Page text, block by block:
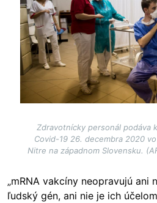
Zdravotnícky personál podáva
Covid-19 26. decembra 2020
Nitre na západnom Slovensku.
„mRNA vakcíny neopravujú ani
ľudský gén, ani nie je ich